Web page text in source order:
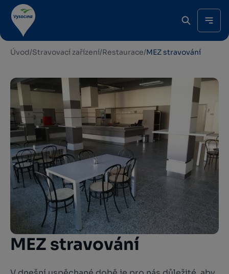
Úvod/Stravovací zařízení/Restaurace/MEZ stravování
MEZ stravování